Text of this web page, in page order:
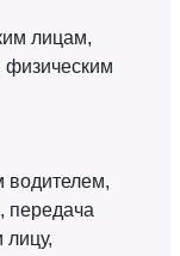
лицам,
водителем,
передача
лицу,